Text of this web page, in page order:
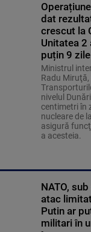
dat
crescut la
Unitatea 2
puțin 9 zile
Ministrul
Radu Miruţă,
nivelul
centimetri în
nucleare de
asigură
a acesteia.
NATO,
atac
Putin ar
militari în